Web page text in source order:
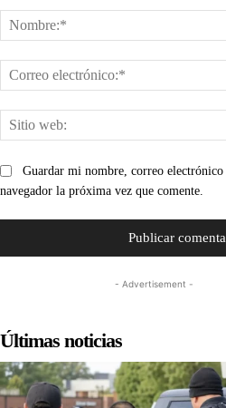
Guardar mi nombre, correo
navegador la próxima vez que comente.
- Advertisement -
Últimas noticias